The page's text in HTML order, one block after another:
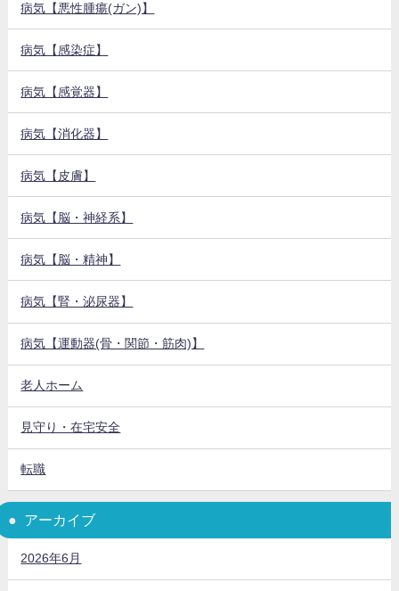
病気【悪性腫瘍(ガン)】
病気【感染症】
病気【感覚器】
病気【消化器】
病気【皮膚】
病気【脳・神経系】
病気【脳・精神】
病気【腎・泌尿器】
病気【運動器(骨・関節・筋肉)】
老人ホーム
見守り・在宅安全
転職
アーカイブ
2026年6月